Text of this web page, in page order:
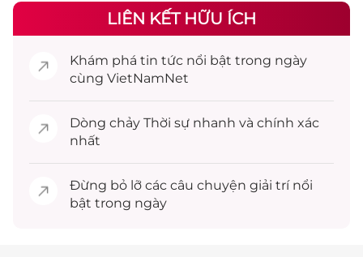
LIÊN KẾT HỮU ÍCH
Khám phá tin tức nổi bật trong ngày
cùng VietNamNet
Dòng chảy Thời sự nhanh và chính xác
nhất
Đừng bỏ lỡ các câu chuyện giải trínổi
bật trong ngày